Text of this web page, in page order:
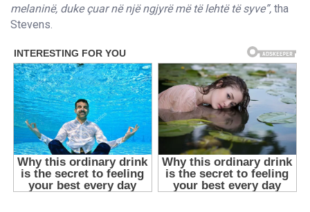
melaninë, duke çuar në një ngjyrë më të lehtë të syve”, tha
Stevens.